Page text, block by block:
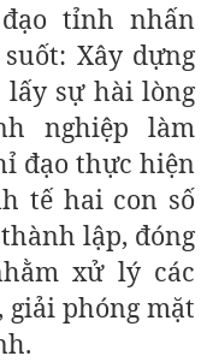
tỉnh nhấn
Xây dựng
sự hài lòng
nghiệp làm
đạo thực hiện
tế hai con số
lập, đóng
xử lý các
giải phóng mặt